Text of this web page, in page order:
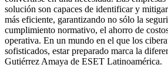
solución son capaces de identificar y
más eficiente, garantizando no sólo la
cumplimiento normativo, el ahorro de
operativa. En un mundo en el que los
sofisticados, estar preparado marca la
Gutiérrez Amaya de ESET Latinoamérica.